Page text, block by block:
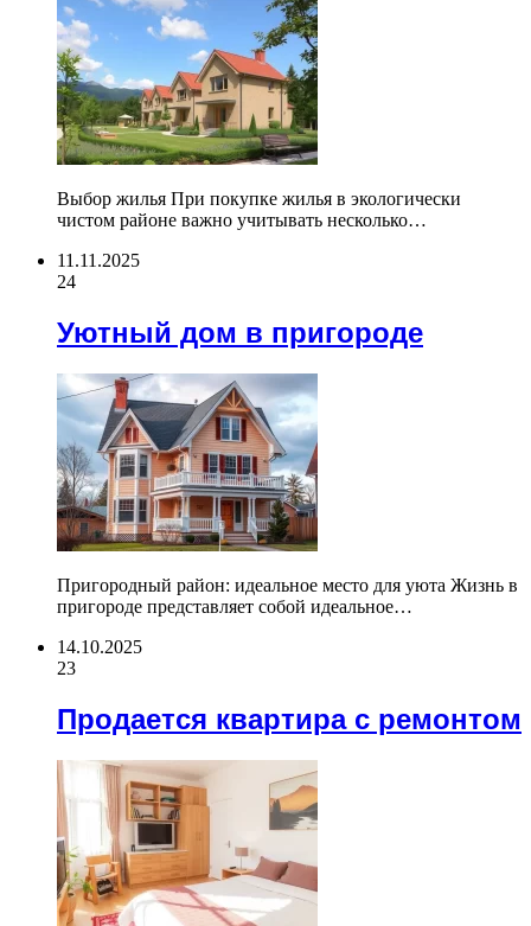
Выбор жилья При покупке жилья в экологически
чистом районе важно учитывать несколько…
11.11.2025
24
Уютный дом в пригороде
Пригородный район: идеальное место для уюта Жизнь в
пригороде представляет собой идеальное…
14.10.2025
23
Продается квартира с ремонтом